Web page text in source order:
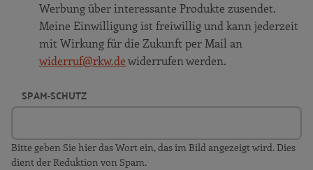
Werbung über interessante Produkte zusendet.
Meine Einwilligung ist freiwillig und kann jederzeit
mit Wirkung für die Zukunft per Mail an
widerruf@rkw.dewiderrufen werden.
SPAM-SCHUTZ
Bitte geben Sie hier das Wort ein, das im Bild angezeigt wird. Dies
dient der Reduktion von Spam.